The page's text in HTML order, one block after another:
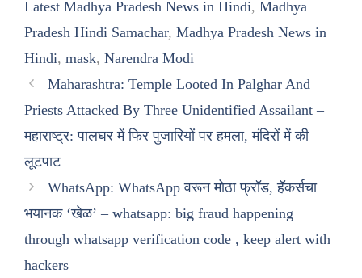
Latest Madhya Pradesh News in Hindi, Madhya
Pradesh Hindi Samachar, Madhya Pradesh News in
Hindi, mask, Narendra Modi
Maharashtra: Temple Looted In Palghar And
Priests Attacked By Three Unidentified Assailant –
महाराष्ट्र: पालघर में फिर पुजारियों पर हमला, मंदिरों में की
लूटपाट
WhatsApp: WhatsApp वरून मोठा फ्रॉड, हॅकर्सचा
भयानक ‘खेळ’ – whatsapp: big fraud happening
through whatsapp verification code , keep alert with
hackers